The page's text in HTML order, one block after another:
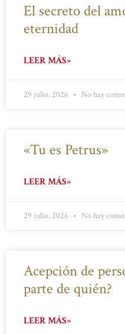
El secreto del
eternidad
LEER MÁS»
29 julio, 2026 No hay
«Tu es Petrus»
LEER MÁS»
29 julio, 2026 No hay
Acepción de
parte de quién?
LEER MÁS»